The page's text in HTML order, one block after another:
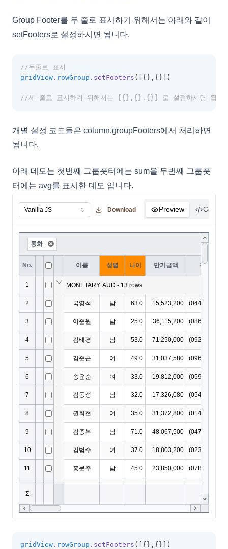
Group Footer를 두 줄로 표시하기 위해서는 아래와 같이
setFooters로 설정하시면 됩니다.
//두줄로 표시
gridView . rowGroup .setFooters ([{} , {}])
//세 줄로 표시하기 위해서는 [{},{},{}] 로 설정하시면 됩
개별 설정 코드들은 column.groupFooters에서 처리하면
됩니다.
아래 데모는 첫번째 그룹풋터에는 sum을 두번째 그룹풋
터에는 avg를 표시한 데모 입니다.
Download Preview Code
gridView . rowGroup .setFooters ([{} , {}])